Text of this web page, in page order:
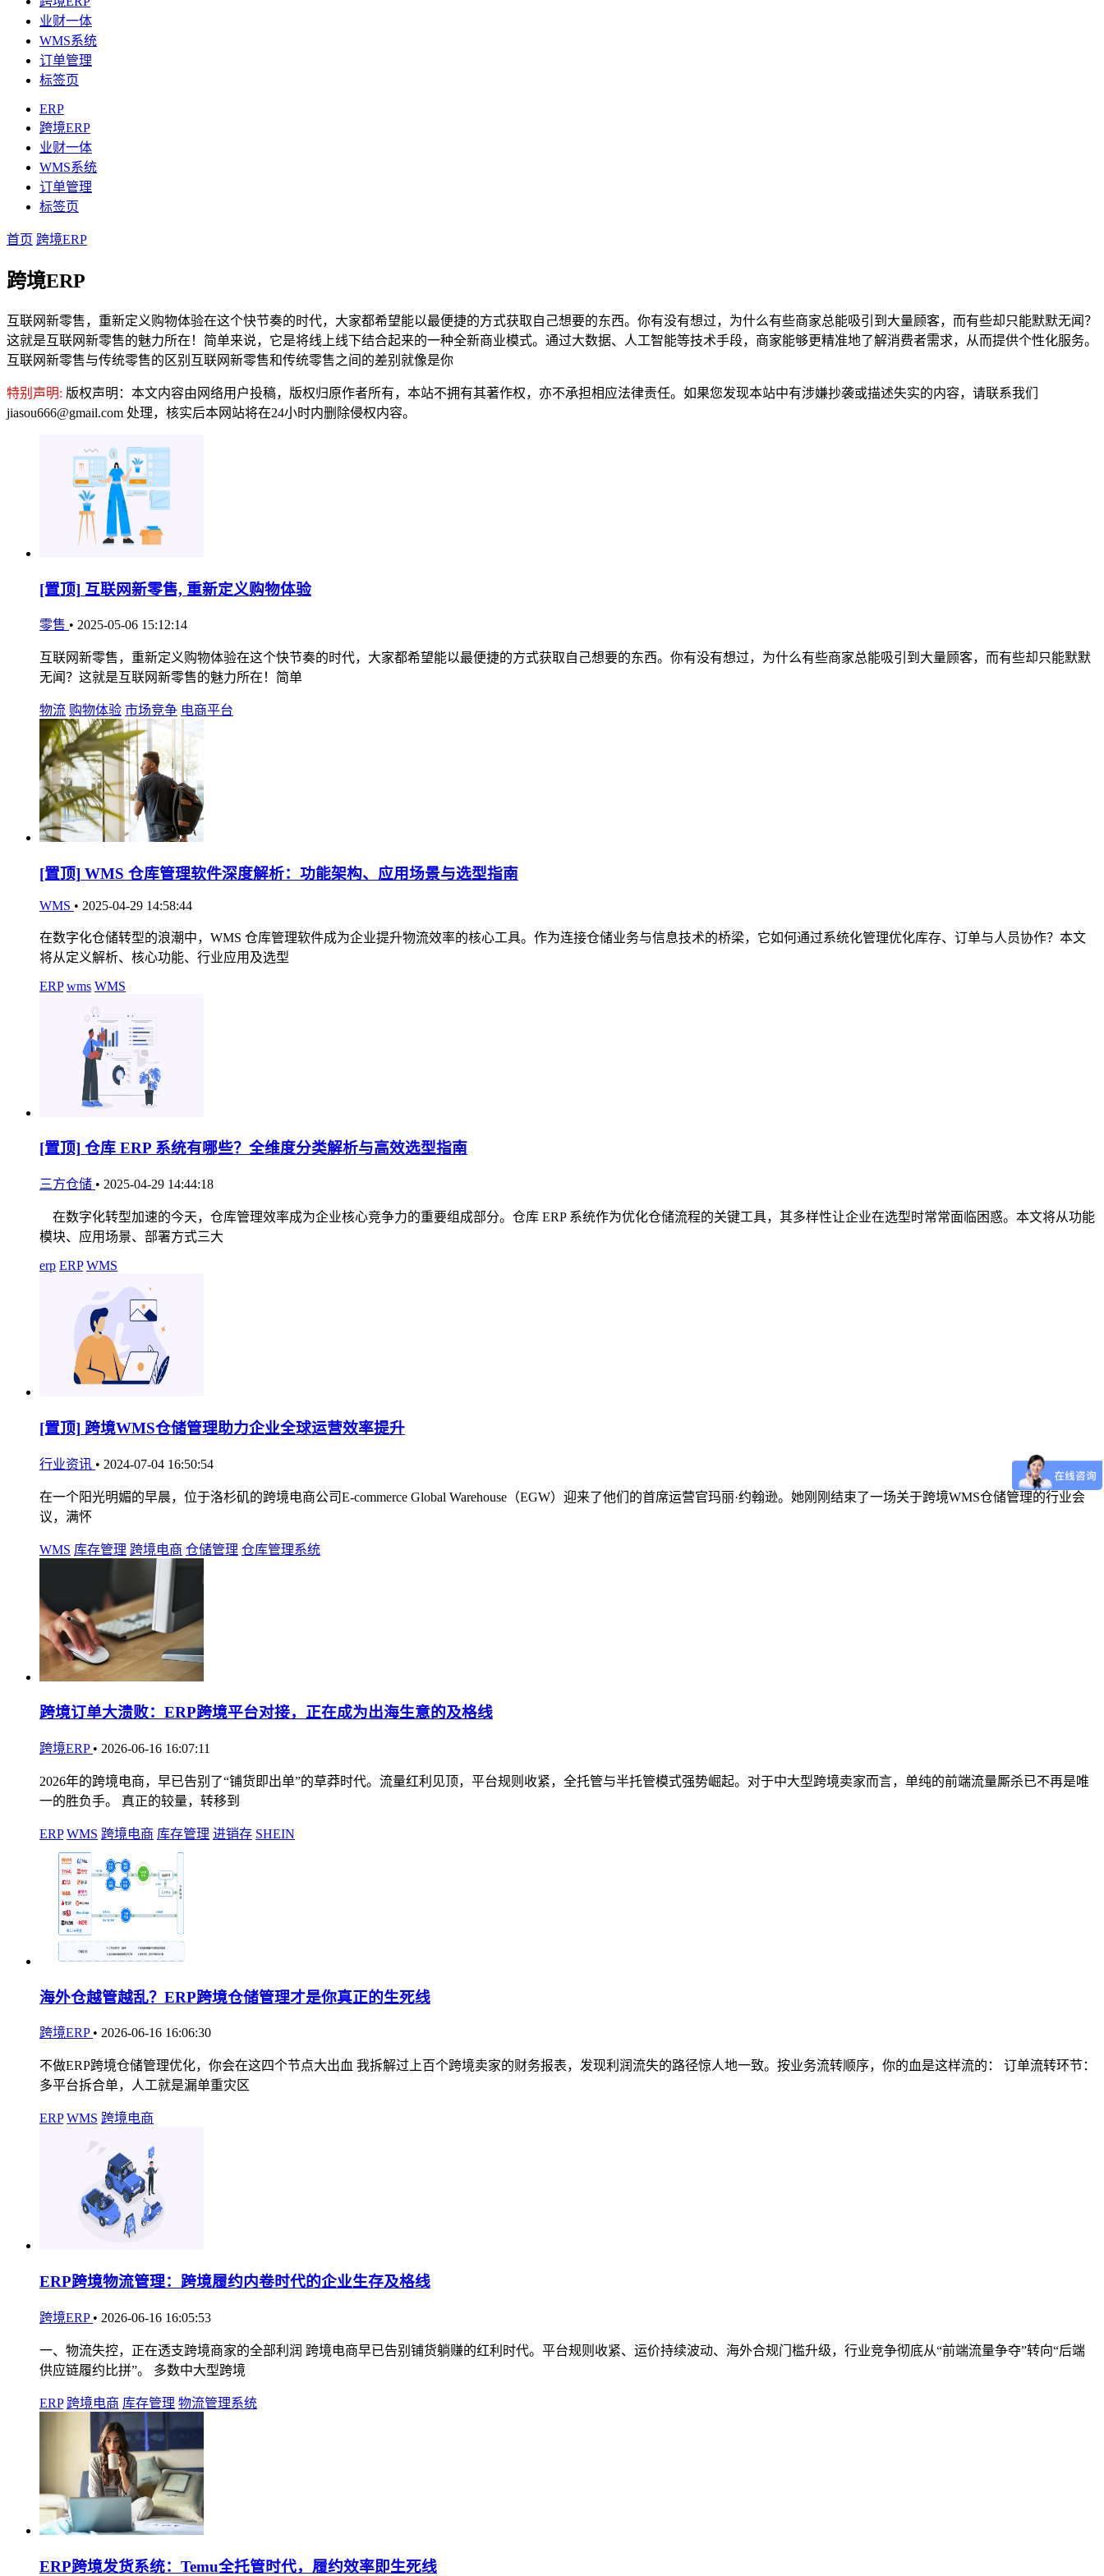
业财一体
WMS系统
订单管理
标签页
ERP
跨境ERP
业财一体
WMS系统
订单管理
标签页
首页 跨境ERP
跨境ERP
互联网新零售，重新定义购物体验在这个快节奏的时代，大家都希望能以最便捷的方式获取自己想要的东西。你有没有想过，为什么有些商家总能吸引到大量顾客，而有些却只能默默无闻？
这就是互联网新零售的魅力所在！简单来说，它是将线上线下结合起来的一种全新商业模式。通过大数据、人工智能等技术手段，商家能够更精准地了解消费者需求，从而提供个性化服务。
互联网新零售与传统零售的区别互联网新零售和传统零售之间的差别就像是你
特别声明: 版权声明：本文内容由网络用户投稿，版权归原作者所有，本站不拥有其著作权，亦不承担相应法律责任。如果您发现本站中有涉嫌抄袭或描述失实的内容，请联系我们
jiasou666@gmail.com 处理，核实后本网站将在24小时内删除侵权内容。
[置顶] 互联网新零售, 重新定义购物体验
零售 • 2025-05-06 15:12:14
互联网新零售，重新定义购物体验在这个快节奏的时代，大家都希望能以最便捷的方式获取自己想要的东西。你有没有想过，为什么有些商家总能吸引到大量顾客，而有些却只能默默
无闻？这就是互联网新零售的魅力所在！简单
物流 购物体验 市场竞争 电商平台
[置顶] WMS 仓库管理软件深度解析：功能架构、应用场景与选型指南
WMS • 2025-04-29 14:58:44
在数字化仓储转型的浪潮中，WMS 仓库管理软件成为企业提升物流效率的核心工具。作为连接仓储业务与信息技术的桥梁，它如何通过系统化管理优化库存、订单与人员协作？本文
将从定义解析、核心功能、行业应用及选型
ERP wms WMS
[置顶] 仓库 ERP 系统有哪些？全维度分类解析与高效选型指南
三方仓储 • 2025-04-29 14:44:18
在数字化转型加速的今天，仓库管理效率成为企业核心竞争力的重要组成部分。仓库 ERP 系统作为优化仓储流程的关键工具，其多样性让企业在选型时常常面临困惑。本文将从功能
模块、应用场景、部署方式三大
erp ERP WMS
[置顶] 跨境WMS仓储管理助力企业全球运营效率提升
行业资讯 • 2024-07-04 16:50:54
在一个阳光明媚的早晨，位于洛杉矶的跨境电商公司E-commerce Global Warehouse（EGW）迎来了他们的首席运营官玛丽·约翰逊。她刚刚结束了一场关于跨境WMS仓储管理的行业会
议，满怀
WMS 库存管理 跨境电商 仓储管理 仓库管理系统
跨境订单大溃败：ERP跨境平台对接，正在成为出海生意的及格线
跨境ERP • 2026-06-16 16:07:11
2026年的跨境电商，早已告别了“铺货即出单”的草莽时代。流量红利见顶，平台规则收紧，全托管与半托管模式强势崛起。对于中大型跨境卖家而言，单纯的前端流量厮杀已不再是唯
一的胜负手。 真正的较量，转移到
ERP WMS 跨境电商 库存管理 进销存 SHEIN
海外仓越管越乱？ERP跨境仓储管理才是你真正的生死线
跨境ERP • 2026-06-16 16:06:30
不做ERP跨境仓储管理优化，你会在这四个节点大出血 我拆解过上百个跨境卖家的财务报表，发现利润流失的路径惊人地一致。按业务流转顺序，你的血是这样流的： 订单流转环节：
多平台拆合单，人工就是漏单重灾区
ERP WMS 跨境电商
ERP跨境物流管理：跨境履约内卷时代的企业生存及格线
跨境ERP • 2026-06-16 16:05:53
一、物流失控，正在透支跨境商家的全部利润 跨境电商早已告别铺货躺赚的红利时代。平台规则收紧、运价持续波动、海外合规门槛升级，行业竞争彻底从“前端流量争夺”转向“后端
供应链履约比拼”。 多数中大型跨境
ERP 跨境电商 库存管理 物流管理系统
ERP跨境发货系统：Temu全托管时代，履约效率即生死线